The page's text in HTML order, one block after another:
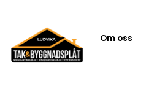
Om oss